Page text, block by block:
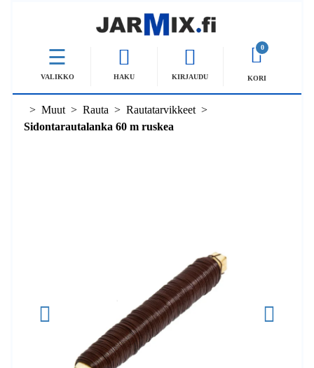
VALIKKO HAKU KIRJAUDU
0
KORI
Muut Rauta
Rautatarvikkeet
Sidontarautalanka 60 m ruskea